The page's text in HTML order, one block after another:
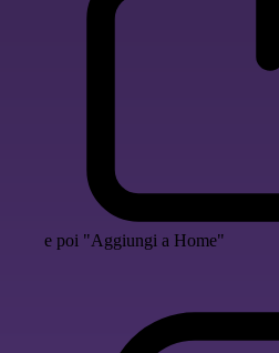
e poi "Aggiungi a Home"